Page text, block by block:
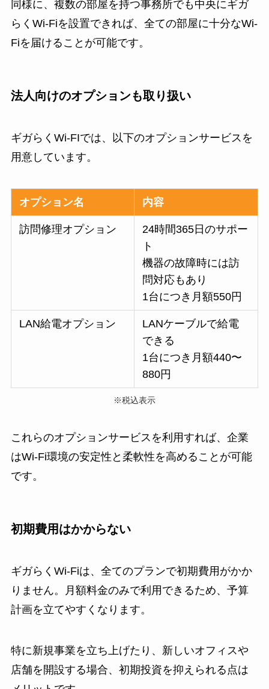
同様に、複数の部屋を持つ事務所でも中央にギガ
らくWi-Fiを設置できれば、全ての部屋に十分なWi-
Fiを届けることが可能です。
法人向けのオプションも取り扱い
ギガらくWi-FIでは、以下のオプションサービスを
用意しています。
オプション名 内容
訪問修理オプション
24時間365日のサポー
ト
機器の故障時には訪
問対応もあり
1台につき月額550円
LAN給電オプション
LANケーブルで給電
できる
1台につき月額440〜
880円
※税込表示
これらのオプションサービスを利用すれば、企業
はWi-Fi環境の安定性と柔軟性を高めることが可能
です。
初期費用はかからない
ギガらくWi-Fiは、全てのプランで初期費用がかか
りません。月額料金のみで利用できるため、予算
計画を立てやすくなります。
特に新規事業を立ち上げたり、新しいオフィスや
店舗を開設する場合、初期投資を抑えられる点は